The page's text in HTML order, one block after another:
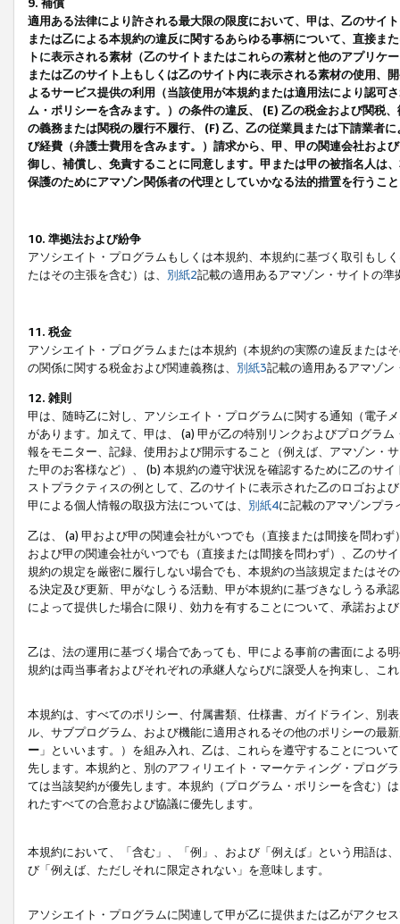
9. 補償
適用ある法律により許される最大限の限度において、甲は、乙のサイ
または乙による本規約の違反に関するあらゆる事柄について、直接ま
トに表示される素材（乙のサイトまたはこれらの素材と他のアプリ
または乙のサイト上もしくは乙のサイト内に表示される素材の使用、
よるサービス提供の利用（当該使用が本規約または適用法により認可
ム・ポリシーを含みます。）の条件の違反、 (E) 乙の税金および関税
の義務または関税の履行不履行、 (F) 乙、乙の従業員または下請業者
び経費（弁護士費用を含みます。）請求から、甲、甲の関連会社およ
御し、補償し、免責することに同意します。甲または甲の被指名人は
保護のためにアマゾン関係者の代理としていかなる法的措置を行うこ
10. 準拠法および紛争
アソシエイト・プログラムもしくは本規約、本規約に基づく取引もし
たはその主張を含む）は、 別紙2記載の適用あるアマゾン・サイトの
11. 税金
アソシエイト・プログラムまたは本規約（本規約の実際の違反または
の関係に関する税金および関連義務は、 別紙3記載の適用あるアマゾン
12. 雑則
甲は、随時乙に対し、アソシエイト・プログラムに関する通知（電子
があります。加えて、甲は、 (a) 甲が乙の特別リンクおよびプログラ
報をモニター、記録、使用および開示すること（例えば、アマゾン・
た甲のお客様など）、 (b) 本規約の遵守状況を確認するために乙のサ
ストプラクティスの例として、乙のサイトに表示された乙のロゴおよ
甲による個人情報の取扱方法については、 別紙4に記載のアマゾンプ
乙は、 (a) 甲および甲の関連会社がいつでも（直接または間接を問わ
および甲の関連会社がいつでも（直接または間接を問わず）、乙のサ
規約の規定を厳密に履行しない場合でも、本規約の当該規定またはそ
る決定及び更新、甲がなしうる活動、甲が本規約に基づきなしうる承
によって提供した場合に限り、効力を有することについて、承諾およ
乙は、法の運用に基づく場合であっても、甲による事前の書面による
規約は両当事者およびそれぞれの承継人ならびに譲受人を拘束し、こ
本規約は、すべてのポリシー、付属書類、仕様書、ガイドライン、別
ル、サブプログラム、および機能に適用されるその他のポリシーの最
ー 」といいます。）を組み入れ、乙は、これらを遵守することにつ
先します。本規約と、別のアフィリエイト・マーケティング・プログ
ては当該契約が優先します。本規約（プログラム・ポリシーを含む）
れたすべての合意および協議に優先します。
本規約において、「含む」、「例」、および「例えば」という用語は
び「例えば、ただしそれに限定されない」を意味します。
アソシエイト・プログラムに関連して甲が乙に提供または乙がアクセ